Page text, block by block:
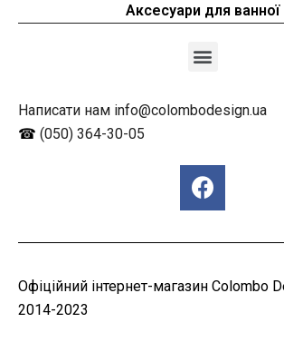
Аксесуари для ванної
Написати нам info@colombodesign.ua
☎ (050) 364-30-05
Офіційний інтернет-магазин Colombo
2014-2023